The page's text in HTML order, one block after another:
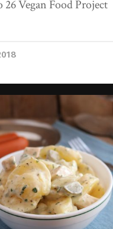
Vegan Food Project